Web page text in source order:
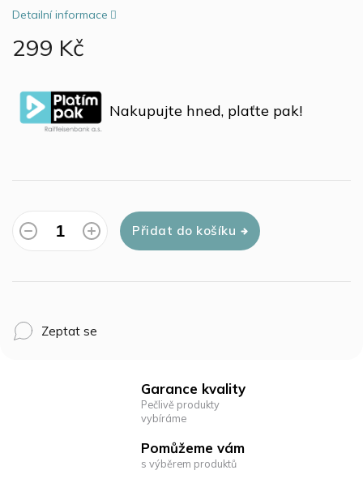
299 Kč
cena:
Nakupujte hned, plaťte pak!
Přidat do košíku
Detailní informace
Zeptat se
Garance kvality
Pečlivě produkty
vybíráme
Pomůžeme vám
s výběrem produktů